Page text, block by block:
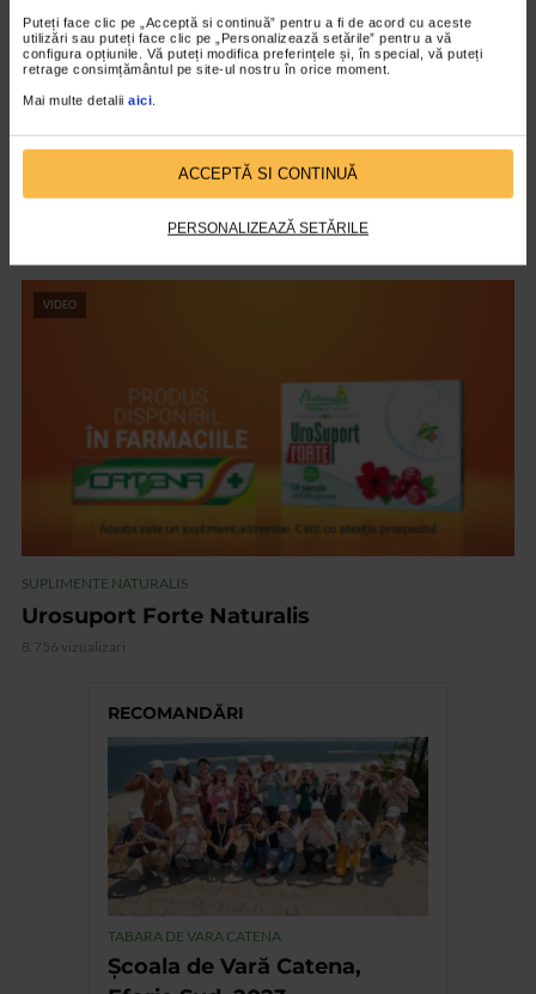
Puteți face clic pe „Acceptă si continuă” pentru a fi de acord cu aceste
utilizări sau puteți face clic pe „Personalizează setările” pentru a vă
configura opțiunile. Vă puteți modifica preferințele și, în special, vă puteți
retrage consimțământul pe site-ul nostru în orice moment.
Mai multe detalii aici
ACCEPTĂ SI CONTINUĂ
PERSONALIZEAZĂ SETĂRILE
SUPLIMENTE NATURALIS
Apetitslim si Lipidoslim de la Naturalis
VIDEO
SUPLIMENTE NATURALIS
Urosuport Forte Naturalis
8.756 vizualizari
RECOMANDĂRI
TABARA DE VARA CATENA
Școala de Vară Catena,